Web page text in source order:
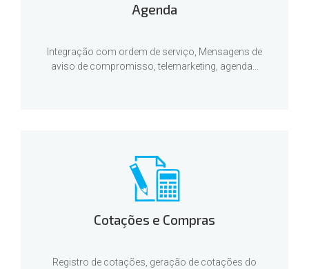
Agenda
Integração com ordem de serviço, Mensagens de
aviso de compromisso, telemarketing, agenda...
Cotações e Compras
Registro de cotações, geração de cotações do